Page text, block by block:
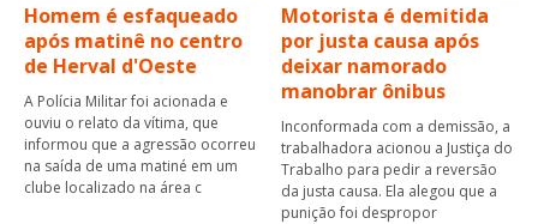
Homem é esfaqueado
após matinê no centro
de Herval d'Oeste
A Polícia Militar foi acionada e
ouviu o relato da vítima, que
informou que a agressão ocorreu
na saída de uma matiné em um
clube localizado na área c
Motorista é demitida
por justa causa após
deixar namorado
manobrar ônibus
Inconformada com a demissão, a
trabalhadora acionou a Justiça do
Trabalho para pedir a reversão
da justa causa. Ela alegou que a
punição foi despropor